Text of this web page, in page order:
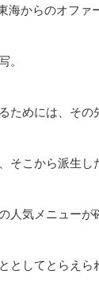
からのオファ
めには、その
そこから派生し
人気メニュー
してとらえら